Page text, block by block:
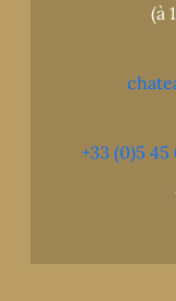
(à
+33 (0)5 45